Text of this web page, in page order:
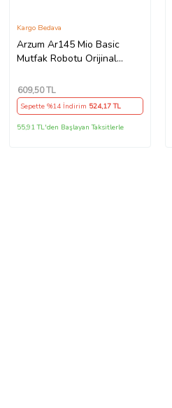
Arzum Ar145 Mio Basic
Mutfak Robotu Orijinal
(448777114) Uyumlu
Kargo Bedava
609,50 TL
Sepette %14 İndirim 524,17 TL
55,91 TL'den Başlayan Taksitlerle